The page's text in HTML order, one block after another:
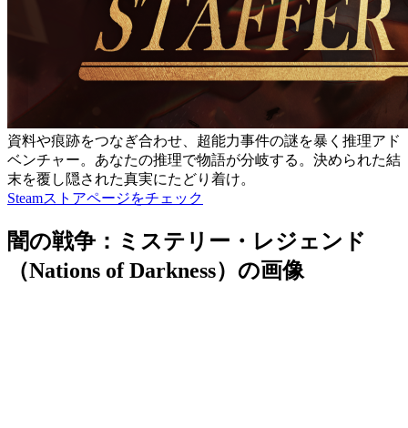
資料や痕跡をつなぎ合わせ、超能力事件の謎を暴く推理アド
ベンチャー。あなたの推理で物語が分岐する。決められた結
末を覆し隠された真実にたどり着け。
Steamストアページをチェック
闇の戦争：ミステリー・レジェンド
（Nations of Darkness）の画像